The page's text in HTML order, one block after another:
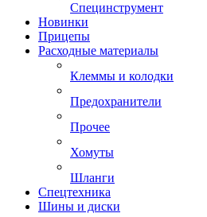
Специнструмент
Новинки
Прицепы
Расходные материалы
Клеммы и колодки
Предохранители
Прочее
Хомуты
Шланги
Спецтехника
Шины и диски